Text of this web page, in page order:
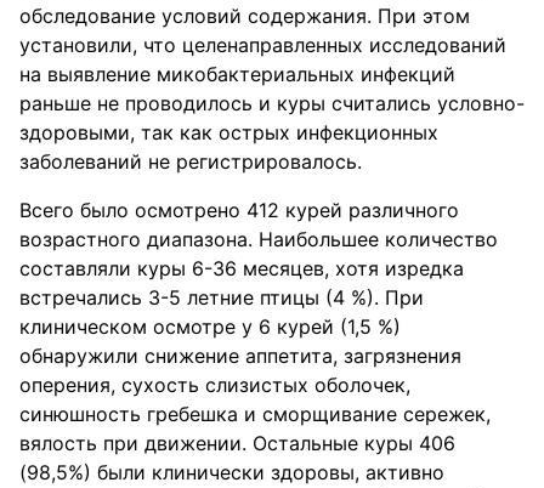
обследование условий содержания. При этом
установили, что целенаправленных исследований
на выявление микобактериальных инфекций
раньше не проводилось и куры считались условно-
здоровыми, так как острых инфекционных
заболеваний не регистрировалось.
Всего было осмотрено 412 курей различного
возрастного диапазона. Наибольшее количество
составляли куры 6-36 месяцев, хотя изредка
встречались 3-5 летние птицы (4 %). При
клиническом осмотре у 6 курей (1,5 %)
обнаружили снижение аппетита, загрязнения
оперения, сухость слизистых оболочек,
синюшность гребешка и сморщивание сережек,
вялость при движении. Остальные куры 406
(98,5%) были клинически здоровы, активно